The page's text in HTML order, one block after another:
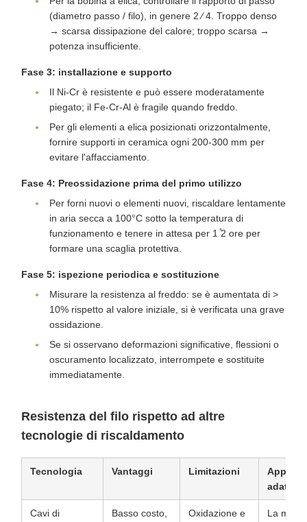
(diametro passo / filo), in genere 2 ⁄ 4. Troppo denso
→ scarsa dissipazione del calore; troppo scarsa →
potenza insufficiente.
Fase 3: installazione e supporto
Il Ni-Cr è resistente e può essere moderatamente
piegato; il Fe-Cr-Al è fragile quando freddo.
Per gli elementi a elica posizionati orizzontalmente,
fornire supporti in ceramica ogni 200-300 mm per
evitare l'affacciamento.
Fase 4: Preossidazione prima del primo utilizzo
Per forni nuovi o elementi nuovi, riscaldare lentamente
in aria secca a 100°C sotto la temperatura di
funzionamento e tenere in attesa per 1 ̊2 ore per
formare una scaglia protettiva.
Fase 5: ispezione periodica e sostituzione
Misurare la resistenza al freddo: se è aumentata di >
10% rispetto al valore iniziale, si è verificata una grave
ossidazione.
Se si osservano deformazioni significative, flessioni o
oscuramento localizzato, interrompete e sostituite
immediatamente.
Resistenza del filo rispetto ad altre
tecnologie di riscaldamento
Tecnologia Vantaggi Limitazioni
adatte
Cavi di
Basso costo,
Oxidazione e
La